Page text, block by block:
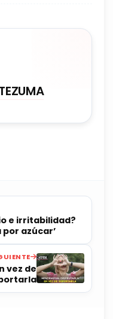
e irritabilidad?
azúcar’
vez de